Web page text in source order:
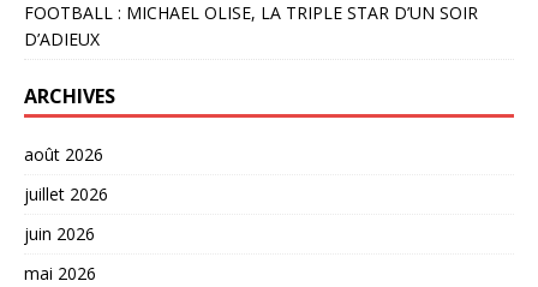
FOOTBALL : MICHAEL OLISE, LA TRIPLE STAR D’UN SOIR
D’ADIEUX
ARCHIVES
août 2026
juillet 2026
juin 2026
mai 2026